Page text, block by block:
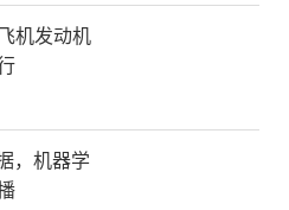
殊条件下电阻为零的
以避免导体发热，实
间运行。”中国工程
中国启动研制“人造
术控制在少数发达国
机发动机
，机器学